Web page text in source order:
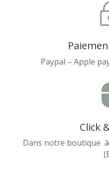
Paypal – Apple
Click
Dans notre boutique